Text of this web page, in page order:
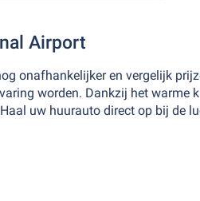
Airport
onafhankelijker en vergelijk
worden. Dankzij het warme
uw huurauto direct op bij de